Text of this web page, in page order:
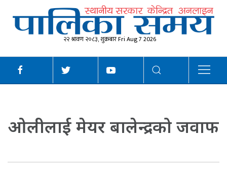
२२ श्रावण २०८३, शुक्रबार Fri Aug 7 2026
ओलीलाई मेयर बालेन्द्रको जवाफ